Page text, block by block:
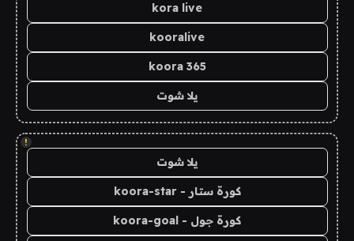
kora live
kooralive
koora 365
يلا شوت
!
يلا شوت
كورة ستار - koora-star
كورة جول - koora-goal